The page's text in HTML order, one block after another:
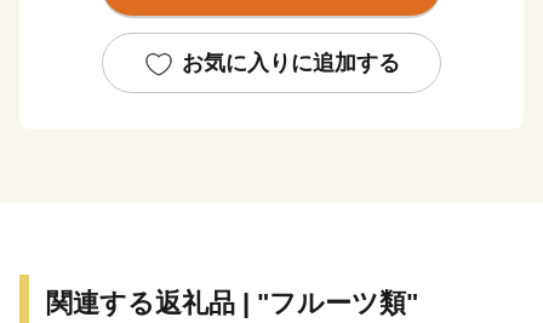
印南町は歴史も古く、数々の伝説や言伝えを残す歴史遺
産が町内に多く点在するなど、観光面でも魅力を秘めた
印南町では、1億円事業として人材育成のため「かえる
お気に入りに追加する
関連する返礼品 | "フルーツ類"